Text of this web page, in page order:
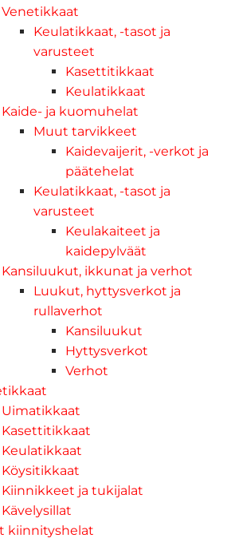
Venetikkaat
Keulatikkaat, -tasot ja
varusteet
Kasettitikkaat
Keulatikkaat
Kaide- ja kuomuhelat
Muut tarvikkeet
Kaidevaijerit, -verkot ja
päätehelat
Keulatikkaat, -tasot ja
varusteet
Keulakaiteet ja
kaidepylväät
Kansiluukut, ikkunat ja verhot
Luukut, hyttysverkot ja
rullaverhot
Kansiluukut
Hyttysverkot
Verhot
Uimatikkaat
Kasettitikkaat
Keulatikkaat
Köysitikkaat
Kiinnikkeet ja tukijalat
Kävelysillat
kiinnityshelat